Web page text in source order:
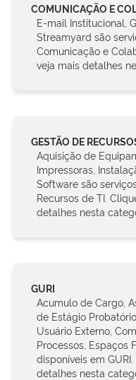
COMUNICAÇÃO E
E-mail Institucional,
Streamyard são
Comunicação e
veja mais detalhes
GESTÃO DE
Aquisição de
Impressoras,
Software são
Recursos de TI.
detalhes nesta
GURI
Acumulo de Cargo,
de Estágio
Usuário Externo,
Processos, Espaços
disponíveis em
detalhes nesta